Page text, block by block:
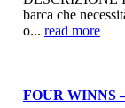
barca che
o... read more
FOUR WINNS